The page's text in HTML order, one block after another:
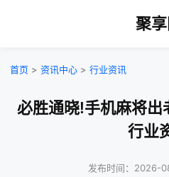
聚享
首页 > 资讯中心 > 行业资讯
必胜通晓!手机麻将出
行业
发布时间：2026-